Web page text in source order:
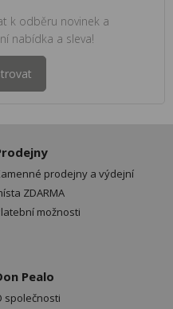
k odběru novinek a
nabídka a sleva!
prodejny a výdejní
ZDARMA
možnosti
Pealo
společnosti